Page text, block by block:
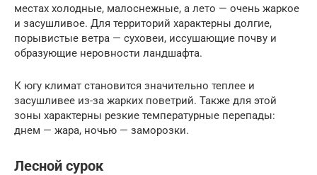
местах холодные, малоснежные, а лето — очень жаркое
и засушливое. Для территорий характерны долгие,
порывистые ветра — суховеи, иссушающие почву и
образующие неровности ландшафта.
К югу климат становится значительно теплее и
засушливее из-за жарких поветрий. Также для этой
зоны характерны резкие температурные перепады:
днем — жара, ночью — заморозки.
Лесной сурок